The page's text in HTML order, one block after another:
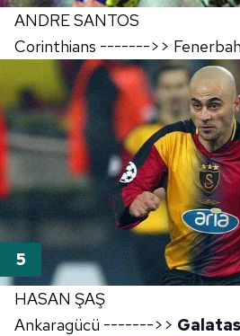
ANDRE SANTOS
Corinthians ------->>
HASAN ŞAŞ
Ankaragücü ------->>